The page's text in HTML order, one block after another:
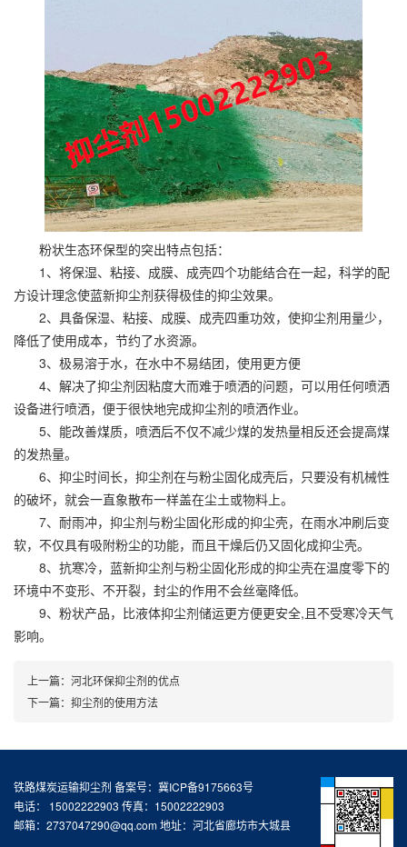
粉状生态环保型的突出特点包括：
1、将保湿、粘接、成膜、成壳四个功能结合在一起，科学的配
方设计理念使蓝新抑尘剂获得极佳的抑尘效果。
2、具备保湿、粘接、成膜、成壳四重功效，使抑尘剂用量少，
降低了使用成本，节约了水资源。
3、极易溶于水，在水中不易结团，使用更方便
4、解决了抑尘剂因粘度大而难于喷洒的问题，可以用任何喷洒
设备进行喷洒，便于很快地完成抑尘剂的喷洒作业。
5、能改善煤质，喷洒后不仅不减少煤的发热量相反还会提高煤
的发热量。
6、抑尘时间长，抑尘剂在与粉尘固化成壳后，只要没有机械性
的破坏，就会一直象散布一样盖在尘土或物料上。
7、耐雨冲，抑尘剂与粉尘固化形成的抑尘壳，在雨水冲刷后变
软，不仅具有吸附粉尘的功能，而且干燥后仍又固化成抑尘壳。
8、抗寒冷，蓝新抑尘剂与粉尘固化形成的抑尘壳在温度零下的
环境中不变形、不开裂，封尘的作用不会丝毫降低。
9、粉状产品，比液体抑尘剂储运更方便更安全,且不受寒冷天气
影响。
上一篇： 河北环保抑尘剂的优点
下一篇： 抑尘剂的使用方法
铁路煤炭运输抑尘剂 备案号：冀ICP备9175663号
电话： 15002222903 传真：15002222903
邮箱：2737047290@qq.com 地址：河北省廊坊市大城县